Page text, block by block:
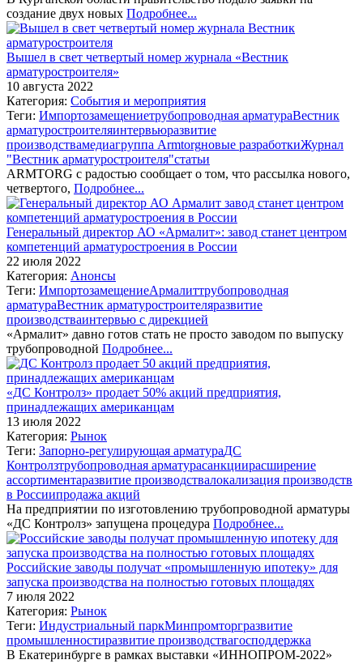
создание двух новых Подробнее...
Вышел в свет четвертый номер журнала «Вестник
арматуростроителя»
10 августа 2022
Категория: События и мероприятия
Теги: Импортозамещениетрубопроводная арматураВестник
арматуростроителяинтервьюразвитие
производствамедиагруппа Armtorgновые разработкиЖурнал
"Вестник арматуростроителя"статьи
ARMTORG с радостью сообщает о том, что рассылка нового,
четвертого, Подробнее...
Генеральный директор АО «Армалит»: завод станет центром
компетенций арматуростроения в России
22 июля 2022
Категория: Анонсы
Теги: ИмпортозамещениеАрмалиттрубопроводная
арматураВестник арматуростроителяразвитие
производстваинтервью с дирекцией
«Армалит» давно готов стать не просто заводом по выпуску
трубопроводной Подробнее...
«ДС Контролз» продает 50% акций предприятия,
принадлежащих американцам
13 июля 2022
Категория: Рынок
Теги: Запорно-регулирующая арматураДС
Контролзтрубопроводная арматурасанкциирасширение
ассортиментаразвитие производствалокализация производств
в Россиипродажа акций
На предприятии по изготовлению трубопроводной арматуры
«ДС Контролз» запущена процедура Подробнее...
Российские заводы получат «промышленную ипотеку» для
запуска производства на полностью готовых площадях
7 июля 2022
Категория: Рынок
Теги: Индустриальный паркМинпромторгразвитие
промышленностиразвитие производствагосподдержка
В Екатеринбурге в рамках выставки «ИННОПРОМ-2022»